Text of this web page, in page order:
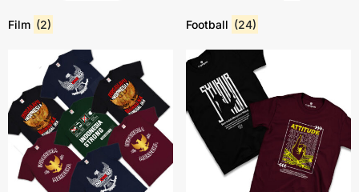
Film (2) Football (24)